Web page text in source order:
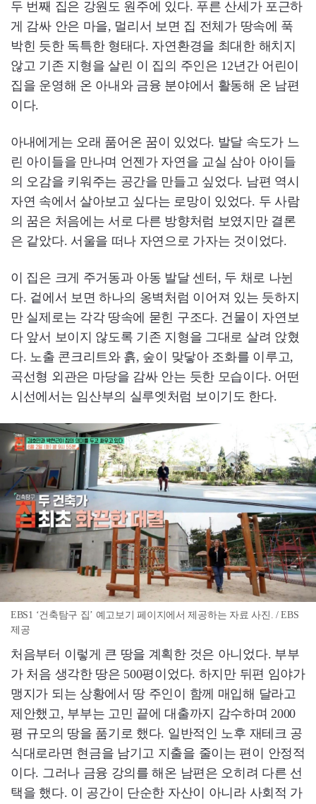
두 번째 집은 강원도 원주에 있다. 푸른 산세가 포근하
게 감싸 안은 마을, 멀리서 보면 집 전체가 땅속에 푹
박힌 듯한 독특한 형태다. 자연환경을 최대한 해치지
않고 기존 지형을 살린 이 집의 주인은 12년간 어린이
집을 운영해 온 아내와 금융 분야에서 활동해 온 남편
이다.
아내에게는 오래 품어온 꿈이 있었다. 발달 속도가 느
린 아이들을 만나며 언젠가 자연을 교실 삼아 아이들
의 오감을 키워주는 공간을 만들고 싶었다. 남편 역시
자연 속에서 살아보고 싶다는 로망이 있었다. 두 사람
의 꿈은 처음에는 서로 다른 방향처럼 보였지만 결론
은 같았다. 서울을 떠나 자연으로 가자는 것이었다.
이 집은 크게 주거동과 아동 발달 센터, 두 채로 나뉜
다. 겉에서 보면 하나의 옹벽처럼 이어져 있는 듯하지
만 실제로는 각각 땅속에 묻힌 구조다. 건물이 자연보
다 앞서 보이지 않도록 기존 지형을 그대로 살려 앉혔
다. 노출 콘크리트와 흙, 숲이 맞닿아 조화를 이루고,
곡선형 외관은 마당을 감싸 안는 듯한 모습이다. 어떤
시선에서는 임산부의 실루엣처럼 보이기도 한다.
EBS1 ‘건축탐구 집’ 예고보기 페이지에서 제공하는 자료 사진. / EBS
제공
처음부터 이렇게 큰 땅을 계획한 것은 아니었다. 부부
가 처음 생각한 땅은 500평이었다. 하지만 뒤편 임야가
맹지가 되는 상황에서 땅 주인이 함께 매입해 달라고
제안했고, 부부는 고민 끝에 대출까지 감수하며 2000
평 규모의 땅을 품기로 했다. 일반적인 노후 재테크 공
식대로라면 현금을 남기고 지출을 줄이는 편이 안정적
이다. 그러나 금융 강의를 해온 남편은 오히려 다른 선
택을 했다. 이 공간이 단순한 자산이 아니라 사회적 가